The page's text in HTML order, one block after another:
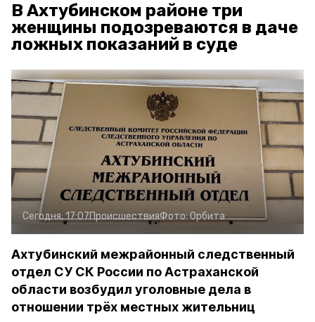
В Ахтубинском районе три
женщины подозреваются в даче
ложных показаний в суде
Сегодня, 17:07ПроисшествияФото:Орбита
Ахтубинский межрайонный следственный
отдел СУ СК России по Астраханской
области возбудил уголовные дела в
отношении трёх местных жительниц